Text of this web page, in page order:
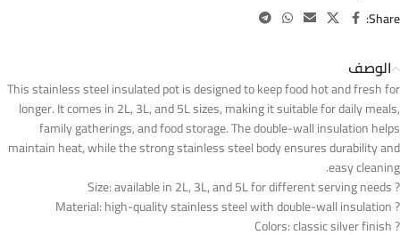
Share:
الوصف
This stainless steel insulated pot is designed to keep food hot and fresh for
longer. It comes in 2L, 3L, and 5L sizes, making it suitable for daily meals,
family gatherings, and food storage. The double-wall insulation helps
maintain heat, while the strong stainless steel body ensures durability and
easy cleaning.
? Size: available in 2L, 3L, and 5L for different serving needs
? Material: high-quality stainless steel with double-wall insulation
? Colors: classic silver finish